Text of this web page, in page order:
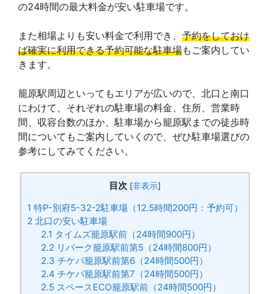
s
l
t
e
の24時間の最大料金が安い駐車場です。
また相場よりも安い料金で利用でき、 予約をしておけ
ば確実に利用できる予約可能な駐車場もご案内してい
きます。
籠原駅周辺といってもエリアが広いので、北口と南口
にわけて、それぞれの駐車場の料金、住所、営業時
間、収容台数のほか、駐車場から籠原駅までの徒歩時
間についてもご案内していくので、ぜひ駐車場選びの
参考にしてみてください。
目次 [非表示]
1 特P-別府5-32-2駐車場（12.5時間200円：予約可）
2 北口の安い駐車場
2.1 タイムズ籠原駅前（24時間900円）
2.2 リパーク籠原駅前第5（24時間800円）
2.3 チケパ籠原駅前第6（24時間500円）
2.4 チケパ籠原駅前第7（24時間500円）
2.5スペースECO籠原駅前（24時間500円）